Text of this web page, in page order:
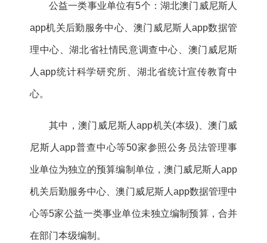
公益一类事业单位有5个：湖北澳门威尼斯人
app机关后勤服务中心、澳门威尼斯人app数据管
理中心、湖北省社情民意调查中心、澳门威尼斯
人app统计科学研究所、湖北省统计宣传教育中
心。
其中，澳门威尼斯人app机关(本级)、澳门威
尼斯人app普查中心等50家参照公务员法管理事
业单位为独立的预算编制单位，澳门威尼斯人app
机关后勤服务中心、澳门威尼斯人app数据管理中
心等5家公益一类事业单位未独立编制预算，合并
在部门本级编制。